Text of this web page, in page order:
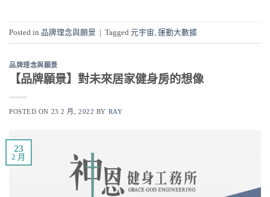
Posted in 品牌理念與願景 | Tagged 元宇宙 運動大數據
品牌理念與願景
【品牌願景】對未來居家健身房的想像
POSTED ON 23 2 月, 2022 BY RAY
23
2 月